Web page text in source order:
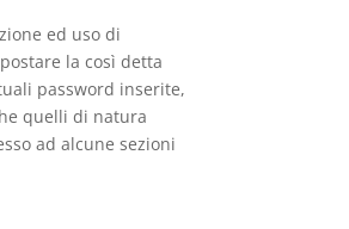
ed uso di
la così detta
password inserite,
quelli di natura
ad alcune sezioni